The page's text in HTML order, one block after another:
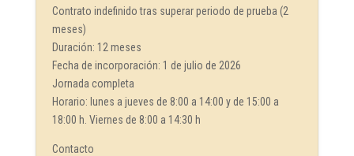
Contrato indefinido tras superar periodo de prueba (2
meses)
Duración: 12 meses
Fecha de incorporación: 1 de julio de 2026
Jornada completa
Horario: lunes a jueves de 8:00 a 14:00 y de 15:00 a
18:00 h. Viernes de 8:00 a 14:30 h
Contacto